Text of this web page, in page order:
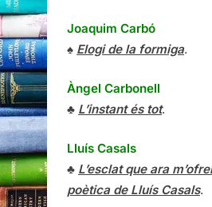
Joaquim Carbó
♠ Elogi de la formiga.
Àngel Carbonell
♣ L’instant és tot.
Lluís Casals
♣ L’esclat que ara
poètica de Lluís Casals.